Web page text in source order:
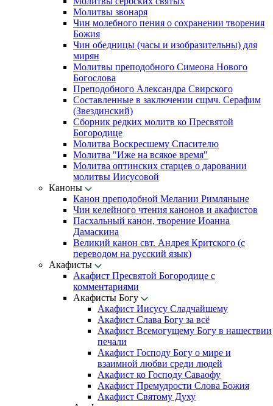
Молитвы звонаря
Чин молебного пения о сохранении творения
Божия
Чин обедницы (часы и изобразительны) для
мирян
Молитвы преподобного Симеона Нового
Богослова
Преподобного Александра Свирского
Составленные в заключении сщмч. Серафим
(Звездинский)
Сборник редких молитв ко Пресвятой
Богородице
Молитва Воскресшему Спасителю
Молитва "Иже на всякое время"
Молитва оптинских старцев о даровании
молитвы Иисусовой
Каноны
Канон преподобной Мелании Римляныне
Чин келейного чтения канонов и акафистов
Пасхальный канон, творение Иоанна
Дамаскина
Великий канон свт. Андрея Критского (с
переводом на русский язык)
Акафисты
Акафист Пресвятой Богородице с
комментариями
Акафисты Богу
Акафист Иисусу Сладчайшему
Акафист Слава Богу за всё
Акафист Всемогущему Богу в нашествии
печали
Акафист Господу Богу о мире и
взаимной любви среди людей
Акафист ко Господу Саваофу
Акафист Премудрости Слова Божия
Акафист Святому Духу